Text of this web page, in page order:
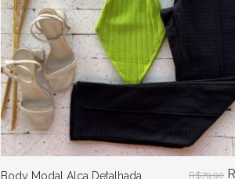
Body Modal Alça Detalhada
R$79,90